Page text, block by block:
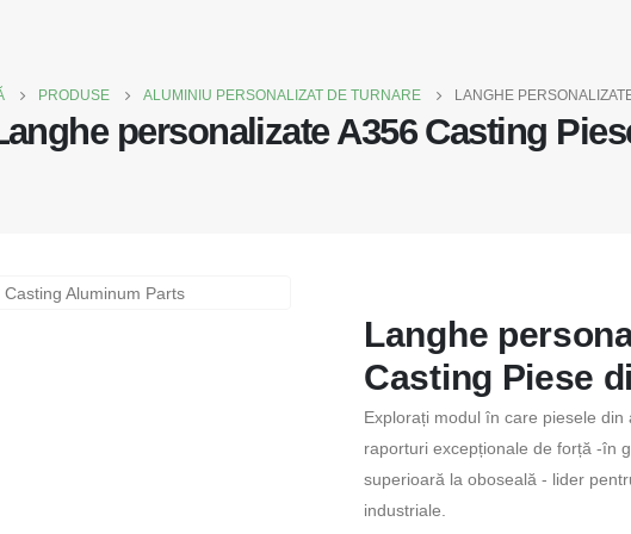
PRODUSE ALUMINIU PERSONALIZAT DE TURNARE LANGHE
personalizate A356 Casting
Langhe
Casting Piese
Explorați modul în care piesele
raporturi excepționale de forță -în
superioară la oboseală - lider
industriale.